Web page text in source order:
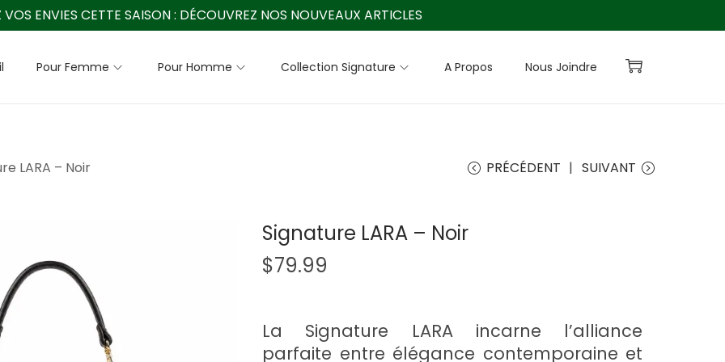
ENVIES CETTE SAISON : DÉCOUVREZ NOS NOUVEAUX ARTICLES
Pour Femme Pour Homme Collection Signature A Propos Nous Joindre
LARA – Noir PRÉCÉDENT SUIVANT
Signature LARA – Noir
$79.99
La Signature LARA incarne l’alliance
parfaite entre élégance contemporaine et